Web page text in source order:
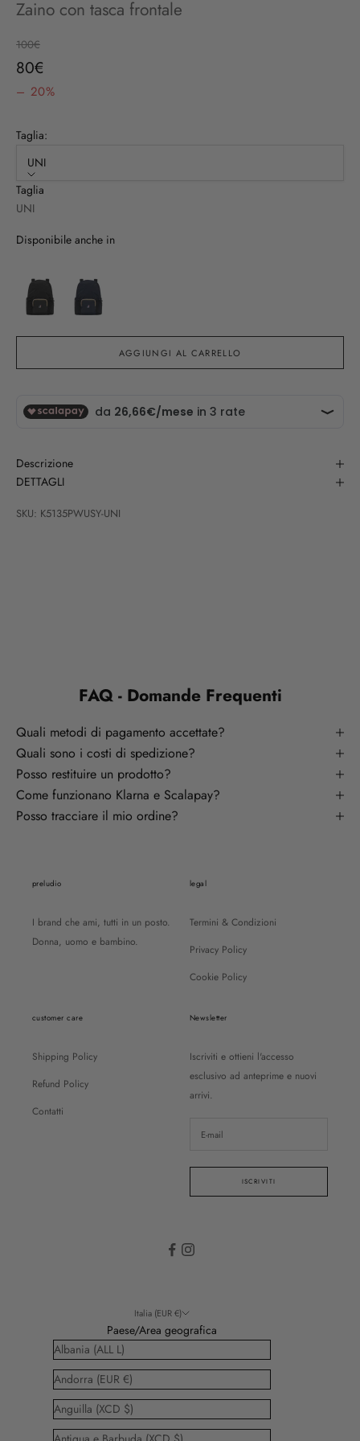
Zaino con tasca frontale
Prezzo
100€
Prezzo scontato
80€
– 20%
Taglia:
UNI
Taglia
UNI
Disponibile anche in
AGGIUNGI AL CARRELLO
Descrizione
DETTAGLI
SKU: K5135PWUSY-UNI
FAQ - Domande Frequenti
Quali metodi di pagamento accettate?
Quali sono i costi di spedizione?
Posso restituire un prodotto?
Come funzionano Klarna e Scalapay?
Posso tracciare il mio ordine?
preludio
I brand che ami, tutti in un posto.
Donna, uomo e bambino.
legal
Termini & Condizioni
Privacy Policy
Cookie Policy
customer care
Shipping Policy
Refund Policy
Contatti
Newsletter
Iscriviti e ottieni l'accesso
esclusivo ad anteprime e nuovi
arrivi.
ISCRIVITI
Italia (EUR €)
Paese/Area geografica
Albania (ALL L)
Andorra (EUR €)
Anguilla (XCD $)